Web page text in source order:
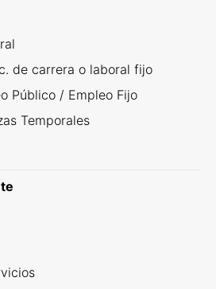
de carrera o laboral fijo
Público / Empleo Fijo
Temporales